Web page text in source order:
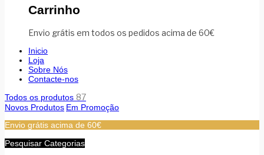
Carrinho
Envio grátis em todos os pedidos acima de 60€
Inicio
Loja
Sobre Nós
Contacte-nos
Todos os produtos 87
Novos Produtos Em Promoção
Envio grátis acima de 60€
Pesquisar Categorias